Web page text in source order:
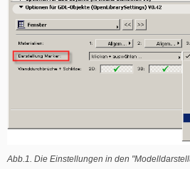
Abb.1. Die Einstellungen in den